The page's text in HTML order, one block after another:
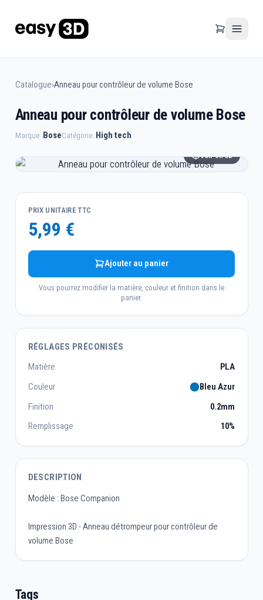
Catalogue›Anneau pour contrôleur de volume Bose
Anneau pour contrôleur de volume Bose
Marque :BoseCatégorie :High tech
Voir en 3D
PRIX UNITAIRE TTC
5,99 €
Ajouter au panier
Vous pourrez modifier la matière, couleur et finition dans le
panier.
RÉGLAGES PRÉCONISÉS
Matière
PLA
Couleur
Bleu Azur
Finition
0.2mm
Remplissage
10%
DESCRIPTION
Modèle : Bose Companion
Impression 3D - Anneau détrompeur pour contrôleur de
volume Bose
Tags